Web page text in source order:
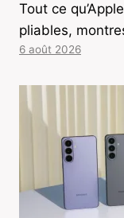
Tout ce
pliables,
6 août 2026